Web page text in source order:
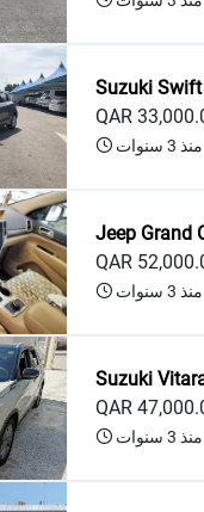
Suzuki Swift
QAR
منذ 3 سنوات
Jeep Grand
QAR
منذ 3 سنوات
Suzuki
QAR
منذ 3 سنوات